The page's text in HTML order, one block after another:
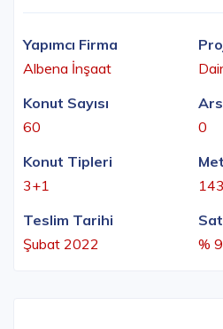
Yapımcı Firma
Albena İnşaat
Konut Sayısı
60
0
Konut Tipleri
3+1
Teslim Tarihi
Şubat 2022
%